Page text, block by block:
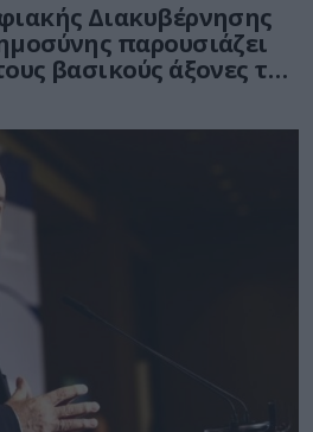
Διακυβέρνησης
παρουσιάζει
βασικούς άξονες του
Προγράμματος